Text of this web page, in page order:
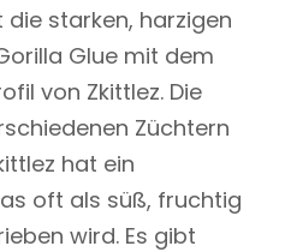
starken, harzigen
Glue mit dem
von Zkittlez. Die
Züchtern
hat ein
oft als süß, fruchtig
wird. Es gibt